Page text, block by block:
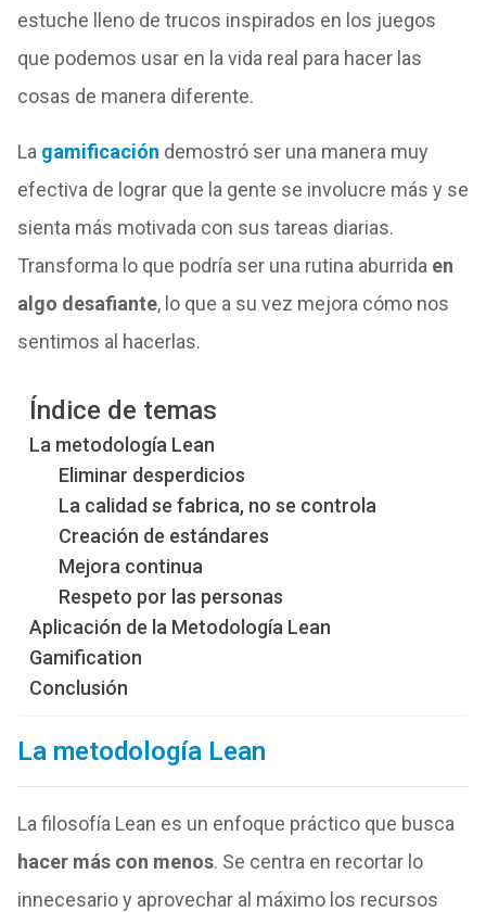
estuche lleno de trucos inspirados en los juegos
que podemos usar en la vida real para hacer las
cosas de manera diferente.
La gamificación demostró ser una manera muy
efectiva de lograr que la gente se involucre más y se
sienta más motivada con sus tareas diarias.
Transforma lo que podría ser una rutina aburrida en
algo desafiante, lo que a su vez mejora cómo nos
sentimos al hacerlas.
Índice de temas
La metodología Lean
Eliminar desperdicios
La calidad se fabrica, no se controla
Creación de estándares
Mejora continua
Respeto por las personas
Aplicación de la Metodología Lean
Gamification
Conclusión
La metodología Lean
La filosofía Lean es un enfoque práctico que busca
hacer más con menos. Se centra en recortar lo
innecesario y aprovechar al máximo los recursos